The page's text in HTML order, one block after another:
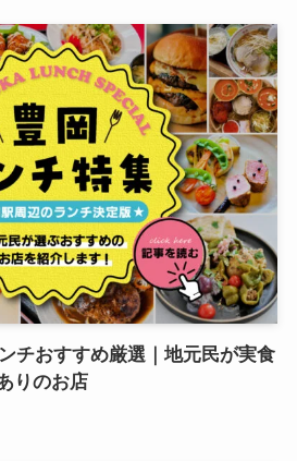
チおすすめ厳選｜地元民が実食
りのお店